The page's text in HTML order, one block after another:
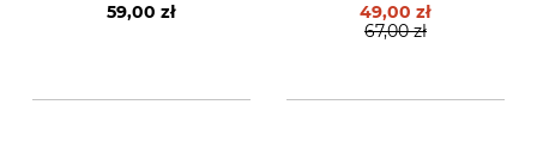
59,00 zł
49,00 zł
67,00 zł